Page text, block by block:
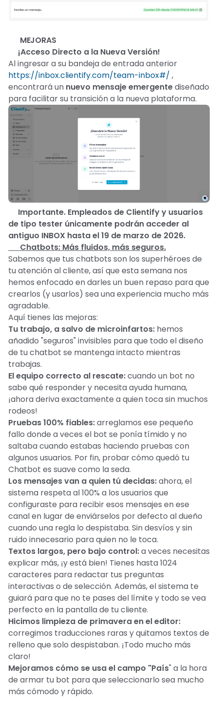
🆕 MEJORAS
🚀¡Acceso Directo a la Nueva Versión!
Al ingresar a su bandeja de entrada anterior
https://inbox.clientify.com/team-inbox#/ ,
encontrará un nuevo mensaje emergentediseñado
para facilitar su transición a la nueva plataforma.
Importante. Empleados de Clientify y usuarios
de tipo tester únicamente podrán acceder al
antiguo INBOX hasta el 19 de marzo de 2026.
🤖 Chatbots: Más fluidos, más seguros.
Sabemos que tus chatbots son los superhéroes de
tu atención al cliente, así que esta semana nos
hemos enfocado en darles un buen repaso para que
crearlos (y usarlos) sea una experiencia mucho más
agradable.
Aquí tienes las mejoras:
Tu trabajo, a salvo de microinfartos: hemos
añadido "seguros" invisibles para que todo el diseño
de tu chatbot se mantenga intacto mientras
trabajas.
El equipo correcto al rescate:cuando un bot no
sabe qué responder y necesita ayuda humana,
¡ahora deriva exactamente a quien toca sin muchos
rodeos!
Pruebas 100% fiables:arreglamos ese pequeño
fallo donde a veces el bot se ponía tímido y no
saltaba cuando estabas haciendo pruebas con
algunos usuarios. Por fin, probar cómo quedó tu
Chatbot es suave como la seda.
Los mensajes van a quien tú decidas:ahora, el
sistema respeta al 100% a los usuarios que
configuraste para recibir esos mensajes en ese
canal en lugar de enviárselos por defecto al dueño
cuando una regla lo despistaba. Sin desvíos y sin
ruido innecesario para quien no le toca.
Textos largos, pero bajo control:a veces necesitas
explicar más, ¡y está bien! Tienes hasta 1024
caracteres para redactar tus preguntas
interactivas o de selección. Además, el sistema te
guiará para que no te pases del límite y todo se vea
perfecto en la pantalla de tu cliente.
Hicimos limpieza de primavera en el editor:
corregimos traducciones raras y quitamos textos de
relleno que solo despistaban. ¡Todo mucho más
claro!
Mejoramos cómo se usa el campo "País" a la hora
de armar tu bot para que seleccionarlo sea mucho
más cómodo y rápido.